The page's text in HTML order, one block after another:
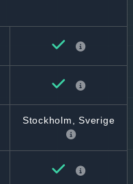
Stockholm, Sverige